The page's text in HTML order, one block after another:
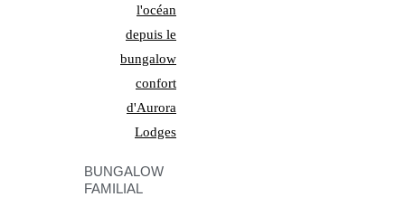
BUNGALOW
FAMILIAL